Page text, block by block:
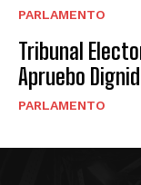
PARLAMENTO
Tribunal
Apruebo
PARLAMENTO